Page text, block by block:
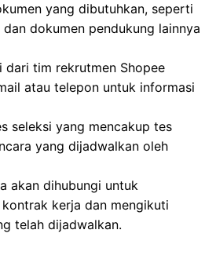
yang dibutuhkan, seperti
dan dokumen pendukung lainnya
dari tim rekrutmen Shopee
atau telepon untuk informasi
seleksi yang mencakup tes
yang dijadwalkan oleh
akan dihubungi untuk
kerja dan mengikuti
telah dijadwalkan.